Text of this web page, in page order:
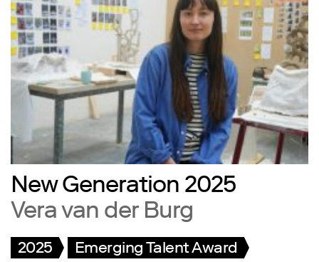
New Generation 2025
Vera van der Burg
2025 Emerging Talent Award